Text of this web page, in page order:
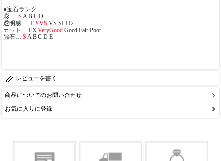
●宝石ランク
彩 … S A B C D
透明感 … F VVS VS SI I I2
カット… EX VeryGood Good Fair Poor
脇石… S A B C D E
レビューを書く
商品についてのお問い合わせ
お気に入りに登録